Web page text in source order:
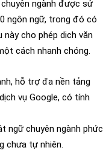
ngành được sử
ngôn ngữ, trong đó có
này cho phép dịch văn
cách nhanh chóng.
hỗ trợ đa nền tảng
vụ Google, có tính
ngữ chuyên ngành phức
chưa tự nhiên.